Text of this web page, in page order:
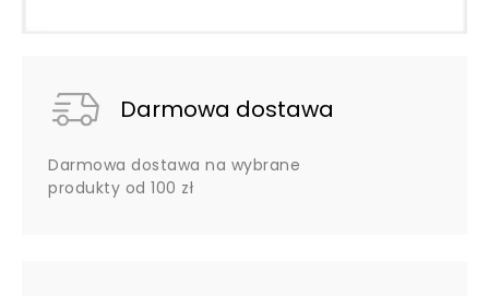
Darmowa dostawa
Darmowa dostawa na wybrane
produkty od 100 zł